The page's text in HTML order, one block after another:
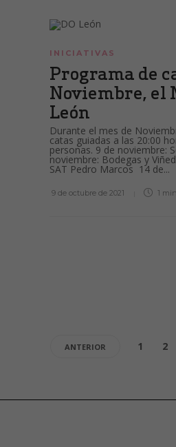
INICIATIVAS
Programa de
Noviembre, el
León
Durante el mes de
catas guiadas a las 20:00
personas. 9 de noviembre:
noviembre: Bodegas y
SAT Pedro Marcos 14 de...
9 de octubre de 2021 1 min
ANTERIOR 1 2